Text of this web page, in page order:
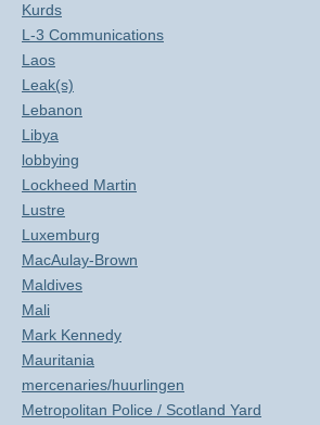
Kurds
L-3 Communications
Laos
Leak(s)
Lebanon
Libya
lobbying
Lockheed Martin
Lustre
Luxemburg
MacAulay-Brown
Maldives
Mali
Mark Kennedy
Mauritania
mercenaries/huurlingen
Metropolitan Police / Scotland Yard